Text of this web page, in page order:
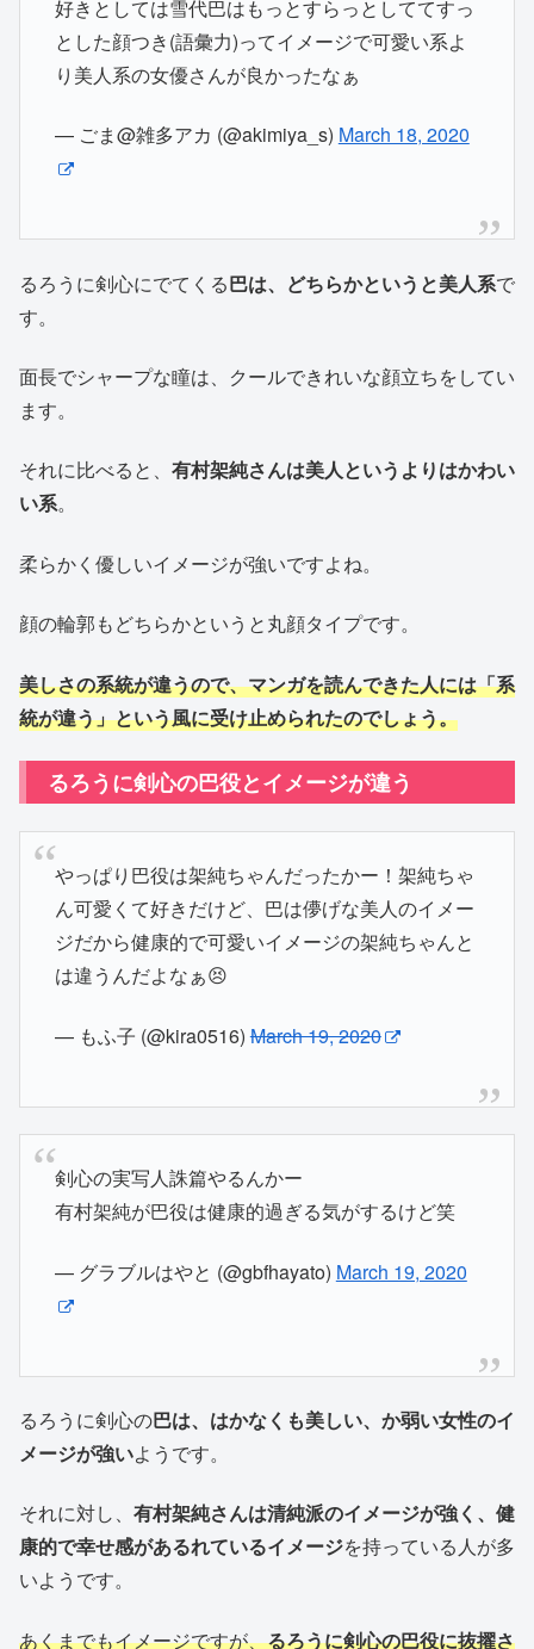
好きとしては雪代巴はもっとすらっとしててすっ
とした顔つき(語彙力)ってイメージで可愛い系よ
り美人系の女優さんが良かったなぁ
— ごま@雑多アカ (@akimiya_s) March 18, 2020
るろうに剣心にでてくる巴は、どちらかというと美人系で
す。
面長でシャープな瞳は、クールできれいな顔立ちをしてい
ます。
それに比べると、 有村架純さんは美人というよりはかわい
い系。
柔らかく優しいイメージが強いですよね。
顔の輪郭もどちらかというと丸顔タイプです。
美しさの系統が違うので、マンガを読んできた人には「系
統が違う」という風に受け止められたのでしょう。
るろうに剣心の巴役とイメージが違う
やっぱり巴役は架純ちゃんだったかー！架純ちゃ
ん可愛くて好きだけど、巴は儚げな美人のイメー
ジだから健康的で可愛いイメージの架純ちゃんと
は違うんだよなぁ😣
— もふ子 (@kira0516)March 19, 2020
剣心の実写人誅篇やるんかー
有村架純が巴役は健康的過ぎる気がするけど笑
— グラブルはやと (@gbfhayato) March 19, 2020
るろうに剣心の巴は、はかなくも美しい、か弱い女性のイ
メージが強いようです。
それに対し、 有村架純さんは清純派のイメージが強く、健
康的で幸せ感があるれているイメージを持っている人が多
いようです。
あくまでもイメージですが、るろうに剣心の巴役に抜擢さ